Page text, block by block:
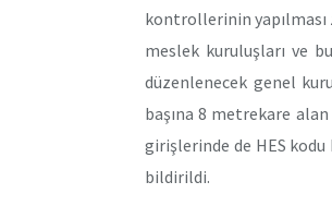
kontrollerinin
meslek kuruluşları ve
düzenlenecek genel
başına 8 metrekare alan
girişlerinde de HES
bildirildi.